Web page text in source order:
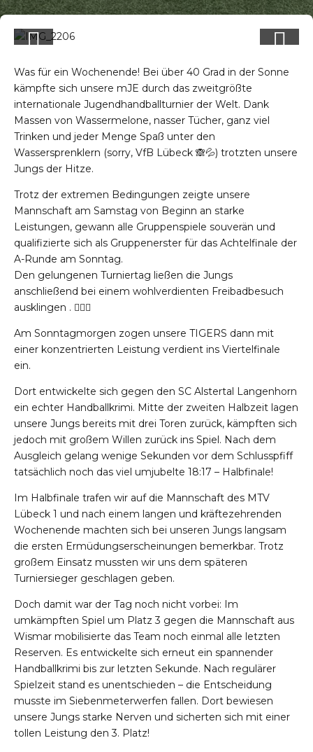
Was für ein Wochenende! Bei über 40 Grad in der Sonne
kämpfte sich unsere mJE durch das zweitgrößte
internationale Jugendhandballturnier der Welt. Dank
Massen von Wassermelone, nasser Tücher, ganz viel
Trinken und jeder Menge Spaß unter den
Wassersprenklern (sorry, VfB Lübeck 🙈💦) trotzten unsere
Jungs der Hitze.
Trotz der extremen Bedingungen zeigte unsere
Mannschaft am Samstag von Beginn an starke
Leistungen, gewann alle Gruppenspiele souverän und
qualifizierte sich als Gruppenerster für das Achtelfinale der
A-Runde am Sonntag.
Den gelungenen Turniertag ließen die Jungs
anschließend bei einem wohlverdienten Freibadbesuch
ausklingen . 🏊‍♂️💦
Am Sonntagmorgen zogen unsere TIGERS dann mit
einer konzentrierten Leistung verdient ins Viertelfinale
ein.
Dort entwickelte sich gegen den SC Alstertal Langenhorn
ein echter Handballkrimi. Mitte der zweiten Halbzeit lagen
unsere Jungs bereits mit drei Toren zurück, kämpften sich
jedoch mit großem Willen zurück ins Spiel. Nach dem
Ausgleich gelang wenige Sekunden vor dem Schlusspfiff
tatsächlich noch das viel umjubelte 18:17 – Halbfinale!
Im Halbfinale trafen wir auf die Mannschaft des MTV
Lübeck 1 und nach einem langen und kräftezehrenden
Wochenende machten sich bei unseren Jungs langsam
die ersten Ermüdungserscheinungen bemerkbar. Trotz
großem Einsatz mussten wir uns dem späteren
Turniersieger geschlagen geben.
Doch damit war der Tag noch nicht vorbei: Im
umkämpften Spiel um Platz 3 gegen die Mannschaft aus
Wismar mobilisierte das Team noch einmal alle letzten
Reserven. Es entwickelte sich erneut ein spannender
Handballkrimi bis zur letzten Sekunde. Nach regulärer
Spielzeit stand es unentschieden – die Entscheidung
musste im Siebenmeterwerfen fallen. Dort bewiesen
unsere Jungs starke Nerven und sicherten sich mit einer
tollen Leistung den 3. Platz!